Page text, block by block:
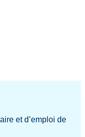
et d’emploi de